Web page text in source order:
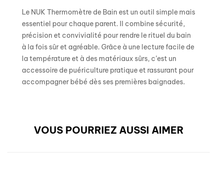
Le NUK Thermomètre de Bain est un outil simple mais
essentiel pour chaque parent. Il combine sécurité,
précision et convivialité pour rendre le rituel du bain
à la fois sûr et agréable. Grâce à une lecture facile de
la température et à des matériaux sûrs, c’est un
accessoire de puériculture pratique et rassurant pour
accompagner bébé dès ses premières baignades.
VOUS POURRIEZ AUSSI AIMER